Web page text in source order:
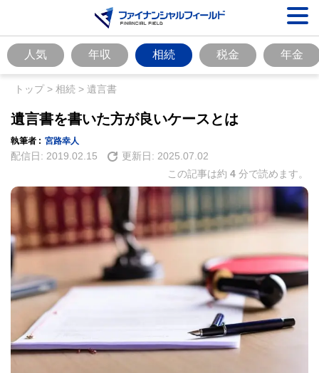
人気 年収 相続 税金 年金
トップ> 相続 > 遺言書
遺言書を書いた方が良いケースとは
執筆者 : 宮路幸人
配信日: 2019.02.15 更新日: 2025.07.02
この記事は約 4 分で読めます。